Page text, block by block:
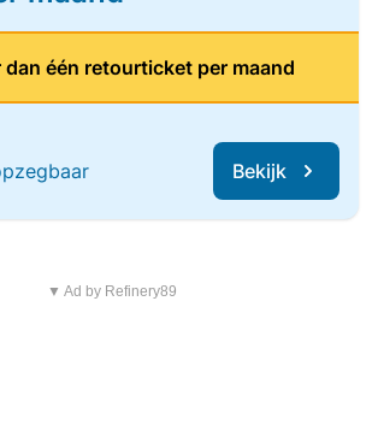
één retourticket per maand
Bekijk
▼ Ad by Refinery89